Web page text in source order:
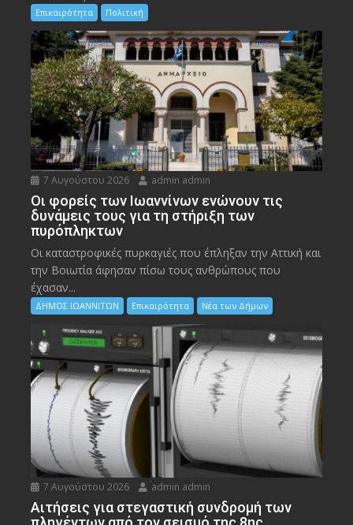
Επικαιρότητα Πολιτική
7 Αυγούστου 2026 admin admin
Οι φορείς των Ιωαννίνων ενώνουν τις
δυνάμεις τους για τη στήριξη των
πυρόπληκτων
Οι καταστροφικές πυρκαγιές που έπληξαν την Αττική και
την Bοιωτία άφησαν πίσω τους ανθρώπους που
έχασαν...
ΔΗΜΟΣ ΙΩΑΝΝΙΤΩΝ Επικαιρότητα Νέα των Δήμων
7 Αυγούστου 2026 admin admin
Αιτήσεις για στεγαστική συνδρομή των